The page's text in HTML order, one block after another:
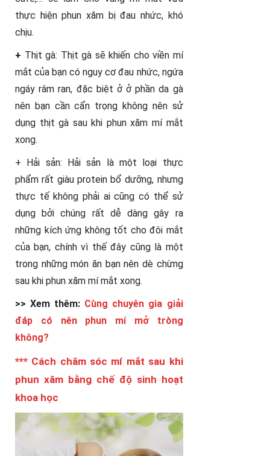
thực hiện phun xăm bị đau nhức, khó
chịu.
+ Thịt gà: Thịt gà sẽ khiến cho viền mí
mắt của bạn có nguy cơ đau nhức, ngứa
ngáy râm ran, đặc biệt ở ở phần da gà
nên bạn cần cẩn trọng không nên sử
dụng thịt gà sau khi phun xăm mí mắt
xong.
+ Hải sản: Hải sản là một loại thực
phẩm rất giàu protein bổ dưỡng, nhưng
thực tế không phải ai cũng có thể sử
dụng bởi chúng rất dễ dàng gây ra
những kích ứng không tốt cho đôi mắt
của bạn, chính vì thế đây cũng là một
trong những món ăn bạn nên dè chừng
sau khi phun xăm mí mắt xong.
>> Xem thêm: Cùng chuyên gia giải
đáp có nên phun mí mở tròng
không?
*** Cách chăm sóc mí mắt sau khi
phun xăm bằng chế độ sinh hoạt
khoa học